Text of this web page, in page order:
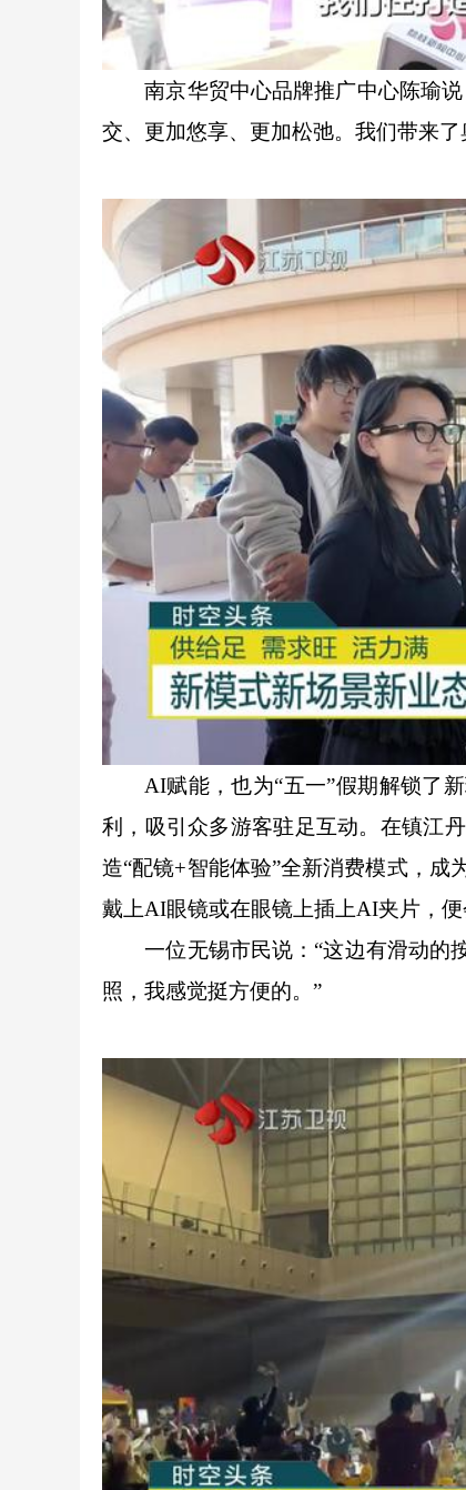
南京华贸中心品牌推广中心陈瑜说
交、更加悠享、更加松弛。我们带来
AI赋能，也为“五一”假期解锁了新
利，吸引众多游客驻足互动。在镇江
造“配镜+智能体验”全新消费模式，
戴上AI眼镜或在眼镜上插上AI夹片，便
一位无锡市民说：“这边有滑动的按
照，我感觉挺方便的。”